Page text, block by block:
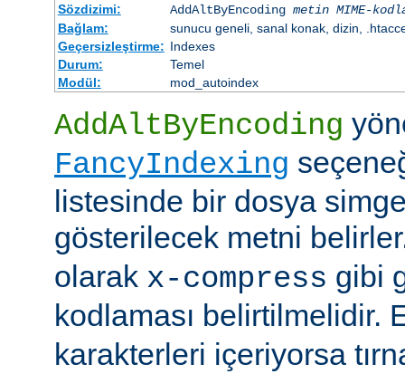
Sözdizimi:
AddAltByEncoding metin MIME-
Bağlam:
sunucu geneli, sanal konak, dizin,
Geçersizleştirme: Indexes
Durum:
Temel
Modül:
mod_autoindex
AddAltByEncoding
FancyIndexing
listesinde bir dosya
gösterilecek metni
olarak x-compress gibi
kodlaması belirtilmelidir.
karakterleri içeriyorsa